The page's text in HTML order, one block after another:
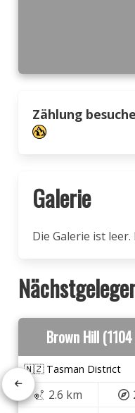
Zählung
Galerie
Die Galerie ist
Brown Hill
🇳🇿 Tasman District
2.6 km